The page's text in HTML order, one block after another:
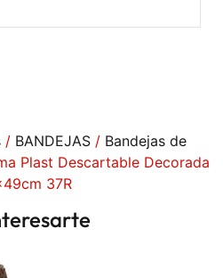
/ BANDEJAS/ Bandejas de
Plast Descartable Decorada
37R